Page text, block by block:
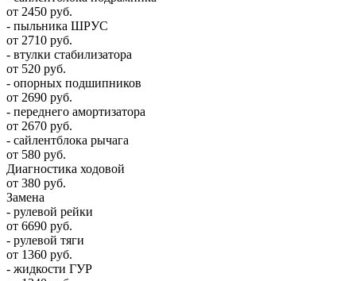
от 2450 руб.
- пыльника ШРУС
от 2710 руб.
- втулки стабилизатора
от 520 руб.
- опорных подшипников
от 2690 руб.
- переднего амортизатора
от 2670 руб.
- сайлентблока рычага
от 580 руб.
Диагностика ходовой
от 380 руб.
Замена
- рулевой рейки
от 6690 руб.
- рулевой тяги
от 1360 руб.
- жидкости ГУР